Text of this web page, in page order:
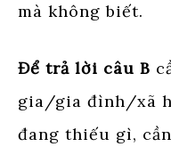
mà không biết.
Để trả lời câu B
gia/gia đình/xã
đang thiếu gì,